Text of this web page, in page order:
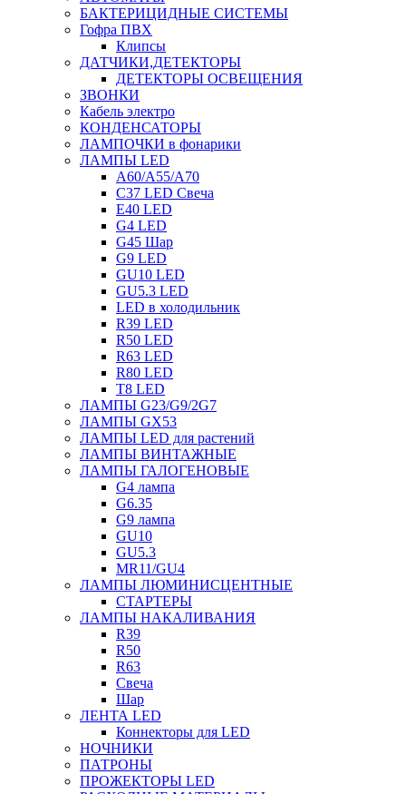
БАКТЕРИЦИДНЫЕ СИСТЕМЫ
Гофра ПВХ
Клипсы
ДАТЧИКИ,ДЕТЕКТОРЫ
ДЕТЕКТОРЫ ОСВЕЩЕНИЯ
ЗВОНКИ
Кабель электро
КОНДЕНСАТОРЫ
ЛАМПОЧКИ в фонарики
ЛАМПЫ LED
A60/A55/A70
C37 LED Свеча
E40 LED
G4 LED
G45 Шар
G9 LED
GU10 LED
GU5.3 LED
LED в холодильник
R39 LED
R50 LED
R63 LED
R80 LED
T8 LED
ЛАМПЫ G23/G9/2G7
ЛАМПЫ GX53
ЛАМПЫ LED для растений
ЛАМПЫ ВИНТАЖНЫЕ
ЛАМПЫ ГАЛОГЕНОВЫЕ
G4 лампа
G6.35
G9 лампа
GU10
GU5.3
MR11/GU4
ЛАМПЫ ЛЮМИНИСЦЕНТНЫЕ
СТАРТЕРЫ
ЛАМПЫ НАКАЛИВАНИЯ
R39
R50
R63
Свеча
Шар
ЛЕНТА LED
Коннекторы для LED
НОЧНИКИ
ПАТРОНЫ
ПРОЖЕКТОРЫ LED